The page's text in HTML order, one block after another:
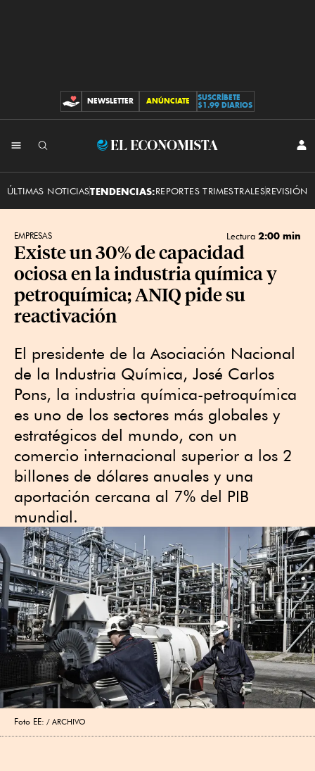
CONTRIBUCIONES
NEWSLETTER ANÚNCIATE
SUSCRÍBETE
$1.99 DIARIOS
El
ÚLTIMAS NOTICIASTENDENCIAS:REPORTES TRIMESTRALESREVISIÓN
EMPRESAS Lectura 2:00 min
Existe un 30% de capacidad
ociosa en la industria química y
petroquímica; ANIQ pide su
reactivación
El presidente de la Asociación Nacional
de la Industria Química, José Carlos
Pons, la industria química-petroquímica
es uno de los sectores más globales y
estratégicos del mundo, con un
comercio internacional superior a los 2
billones de dólares anuales y una
aportación cercana al 7% del PIB
mundial.
Foto EE: ARCHIVO